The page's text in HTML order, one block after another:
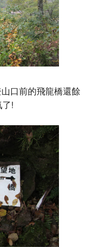
口前的飛龍橋還餘
!